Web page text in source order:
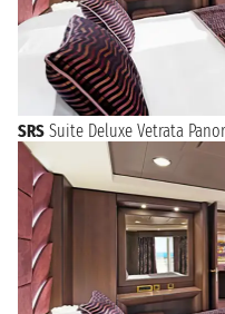
SRS Suite Deluxe Vetrata